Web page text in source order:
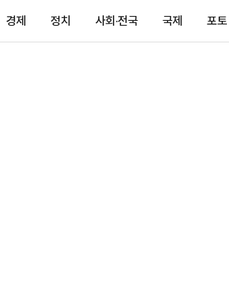
경제 정치 사회·전국 국제 포토